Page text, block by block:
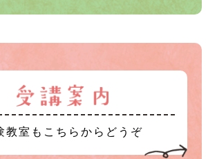
教室もこちらからどうぞ